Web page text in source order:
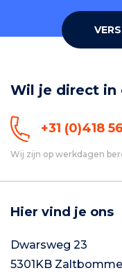
Wil je direct in
+31 (0)418
Wij zijn op werkdagen
Hier vind je ons
Dwarsweg 23
5301KB